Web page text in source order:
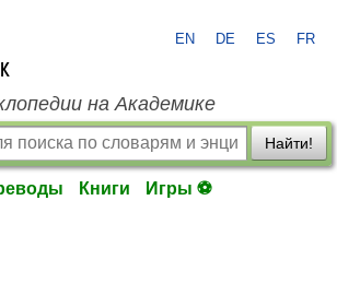
EN DE ES FR
на Академике
Найти!
Книги Игры ⚽